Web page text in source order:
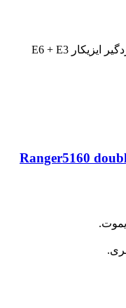
دزدگیر ایزیکار مدل E6 + E3 معرفی دزدگیر ایزیکار E6 + E3